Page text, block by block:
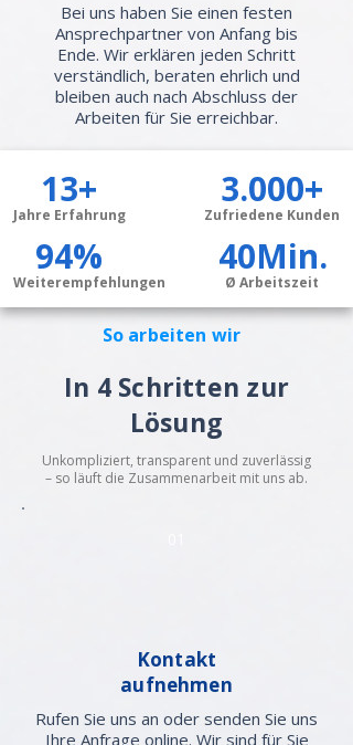
Bei uns haben Sie einen festen
Ansprechpartner von Anfang bis
Ende. Wir erklären jeden Schritt
verständlich, beraten ehrlich und
bleiben auch nach Abschluss der
Arbeiten für Sie erreichbar.
13+
Jahre Erfahrung
94%
Weiterempfehlungen
3.000+
Zufriedene Kunden
40Min.
Ø Arbeitszeit
So arbeiten wir
In 4 Schritten zur
Lösung
Unkompliziert, transparent und zuverlässig
– so läuft die Zusammenarbeit mit uns ab.
Kontakt
aufnehmen
Rufen Sie uns an oder senden Sie uns
Ihre Anfrage online. Wir sind für Sie